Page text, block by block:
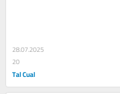
28.07.2025
20
Tal Cual